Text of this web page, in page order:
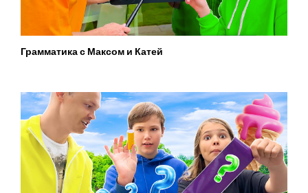
Грамматика с Максом и Катей